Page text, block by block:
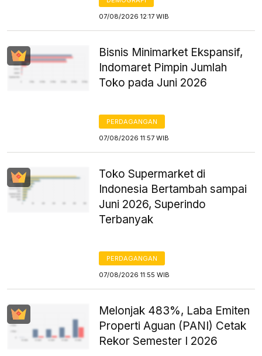
07/08/2026 12:17 WIB
Bisnis Minimarket Ekspansif,
Indomaret Pimpin Jumlah
Toko pada Juni 2026
PERDAGANGAN
07/08/2026 11:57 WIB
Toko Supermarket di
Indonesia Bertambah sampai
Juni 2026, Superindo
Terbanyak
PERDAGANGAN
07/08/2026 11:55 WIB
Melonjak 483%, Laba Emiten
Properti Aguan (PANI) Cetak
Rekor Semester I 2026